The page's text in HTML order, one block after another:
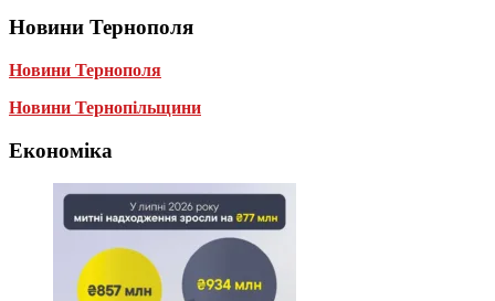
Новини Тернополя
Новини Тернополя
Новини Тернопільщини
Економіка